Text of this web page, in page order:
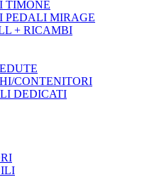
TIMONE
PEDALI MIRAGE
+ RICAMBI
CONTENITORI
DEDICATI